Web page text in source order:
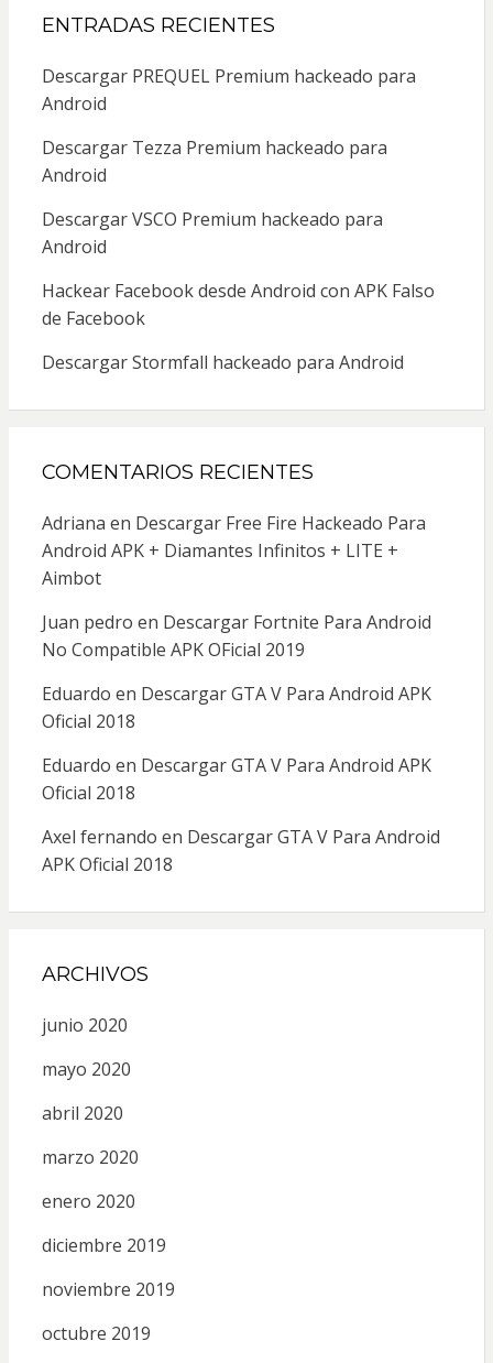
ENTRADAS RECIENTES
Descargar PREQUEL Premium hackeado para
Android
Descargar Tezza Premium hackeado para
Android
Descargar VSCO Premium hackeado para
Android
Hackear Facebook desde Android con APK Falso
de Facebook
Descargar Stormfall hackeado para Android
COMENTARIOS RECIENTES
Adriana en Descargar Free Fire Hackeado Para
Android APK + Diamantes Infinitos + LITE +
Aimbot
Juan pedro en Descargar Fortnite Para Android
No Compatible APK OFicial 2019
Eduardo en Descargar GTA V Para Android APK
Oficial 2018
Eduardo en Descargar GTA V Para Android APK
Oficial 2018
Axel fernando en Descargar GTA V Para Android
APK Oficial 2018
ARCHIVOS
junio 2020
mayo 2020
abril 2020
marzo 2020
enero 2020
diciembre 2019
noviembre 2019
octubre 2019